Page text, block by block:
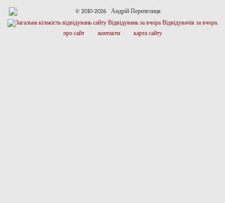
© 2010-2026 Андрій Перепелиця
про сайт контакти карта сайту